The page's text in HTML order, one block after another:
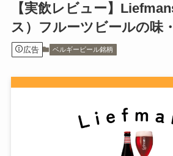
【実飲レビュー】
ス）フルーツビールの味
広告 ベルギービール銘柄